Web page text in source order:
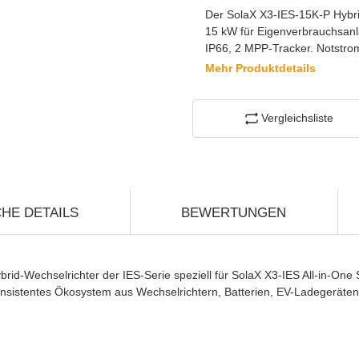
Der SolaX X3-IES-15K-P
15 kW für
IP66, 2 MPP-Tracker.
Mehr Produktdetails
Vergleichsliste
DETAILS BEWERTUNGEN
Wechselrichter der IES-Serie speziell für SolaX X3-IES All-in-
Ökosystem aus Wechselrichtern, Batterien, EV-